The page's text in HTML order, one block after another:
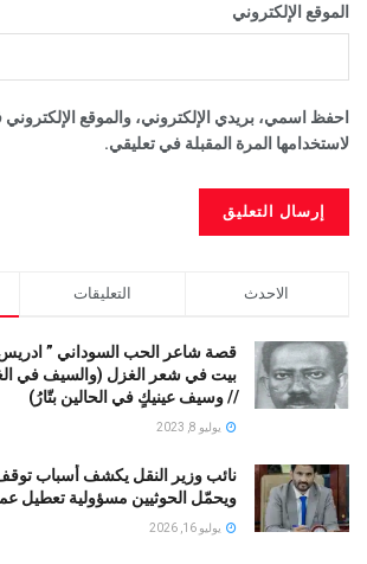
الموقع الإلكتروني
احفظ اسمي، بريدي الإلكتروني، والموقع
لاستخدامها المرة المقبلة في تعليقي.
التعليقات الاحدث
قصة شاعر الحب السوداني ”
بيت في شعر الغزل (وﺍﻟﺴﻴﻒ ﻓﻲ
// ﻭﺳﻴﻒ ﻋﻴﻨﻴﻚٍ ﻓﻲ ﺍﻟﺤﺎﻟﻴﻦ ﺑﺘّﺎﺭُ)
يوليو 8, 2023
نائب وزير النقل يكشف أسباب
ويحمّل الحوثيين مسؤولية تعطيل
يوليو 16, 2026